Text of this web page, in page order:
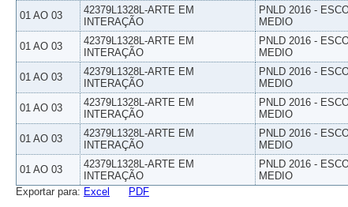
01 AO 03
42379L1328L-ARTE EM
INTERAÇÃO
PNLD 2016 -
MEDIO
01 AO 03
42379L1328L-ARTE EM
INTERAÇÃO
PNLD 2016 -
MEDIO
01 AO 03
42379L1328L-ARTE EM
INTERAÇÃO
PNLD 2016 -
MEDIO
01 AO 03
42379L1328L-ARTE EM
INTERAÇÃO
PNLD 2016 -
MEDIO
01 AO 03
42379L1328L-ARTE EM
INTERAÇÃO
PNLD 2016 -
MEDIO
01 AO 03
42379L1328L-ARTE EM
INTERAÇÃO
PNLD 2016 -
MEDIO
Exportar para: Excel PDF